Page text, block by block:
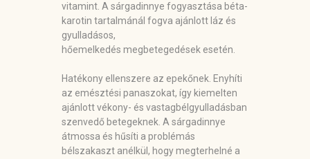
vitamint. A sárgadinnye fogyasztása béta-
karotin tartalmánál fogva ajánlott láz és
gyulladásos,
hőemelkedés megbetegedések esetén.
Hatékony ellenszere az epekőnek. Enyhíti
az emésztési panaszokat, így kiemelten
ajánlott vékony- és vastagbélgyulladásban
szenvedő betegeknek. A sárgadinnye
átmossa és hűsíti a problémás
bélszakaszt anélkül, hogy megterhelné a